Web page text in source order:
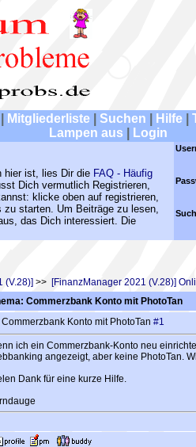
Mitgliederliste Suchen Hilfe
Lampen aus
Login
hier ist, lies Dir die FAQ - Häufig
Dich vermutlich Registrieren,
klicke oben auf registrieren,
zu starten. Um Beiträge zu lesen,
das Dich interessiert. Die
(V.28)] >> [FinanzManager 2021 (V.28)]
Commerzbank Konto mit PhotoTan
Commerzbank Konto mit PhotoTan #1
ich ein Commerzbank-Konto neu
angezeigt, aber keine PhotoTan.
Dank für eine kurze Hilfe.